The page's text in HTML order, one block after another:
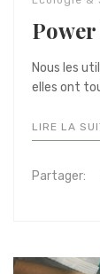
Nous les
elles ont
LIRE LA
Partager: